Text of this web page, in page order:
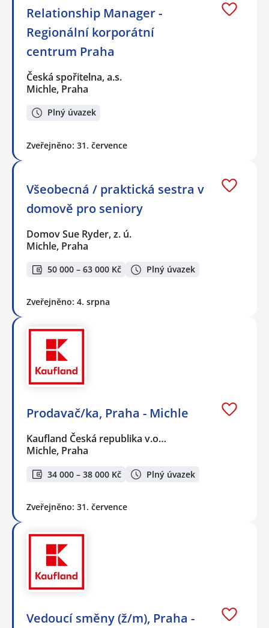
Relationship Manager -
Regionální korporátní
centrum Praha
Česká spořitelna, a.s.
Michle, Praha
Plný úvazek
Zveřejněno: 31. července
Všeobecná / praktická sestra v
domově pro seniory
Domov Sue Ryder, z. ú.
Michle, Praha
50 000 – 63 000 Kč Plný úvazek
Zveřejněno: 4. srpna
Prodavač/ka, Praha - Michle
Kaufland Česká republika v.o…
Michle, Praha
34 000 – 38 000 Kč Plný úvazek
Zveřejněno: 31. července
Vedoucí směny (ž/m), Praha -